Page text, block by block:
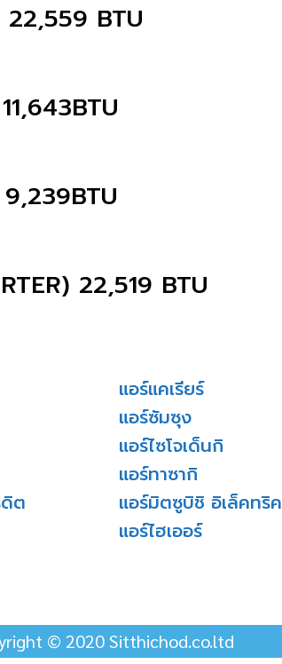
BTU
22,519 BTU
ต
แอร์แคเรียร์
แอร์ซัมซุง
แอร์ไซโจเด็นกิ
แอร์ทาซากิ
แอร์มิตซูบิชิ อิเล็คทริค
แอร์ไฮเออร์
© 2020 Sitthichod.co.ltd